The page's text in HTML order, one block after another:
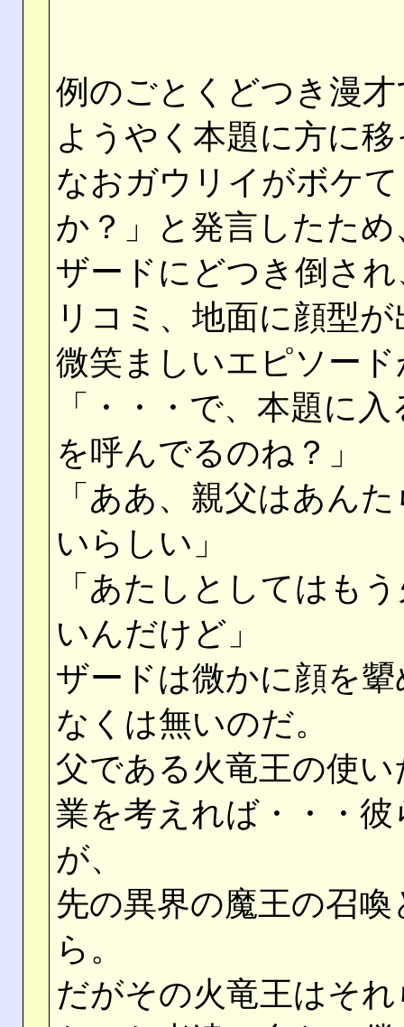
例のごとくどつき漫
ようやく本題に方に
なおガウリイがボケ
か？」と発言したため
ザードにどつき倒さ
リコミ、地面に顔型
微笑ましいエピソー
「・・・で、本題に
を呼んでるのね？」
「ああ、親父はあん
いらしい」
「あたしとしてはも
いんだけど」
ザードは微かに顔を
なくは無いのだ。
父である火竜王の使
業を考えれば・・・
が、
先の異界の魔王の召
ら。
だがその火竜王はそ